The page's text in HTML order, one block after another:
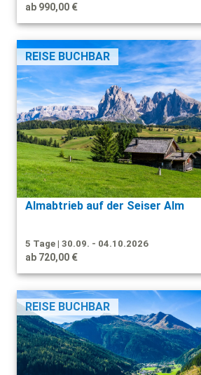
ab 990,00 €
REISE BUCHBAR
Almabtrieb auf der Seiser Alm
5 Tage | 30.09. - 04.10.2026
ab 720,00 €
REISE BUCHBAR